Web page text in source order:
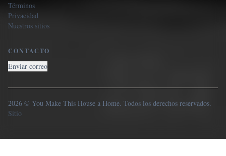
Términos
Privacidad
Nuestros sitios
CONTACTO
Enviar correo
2026 © You Make This House a Home. Todos los derechos reservados.
Sitio